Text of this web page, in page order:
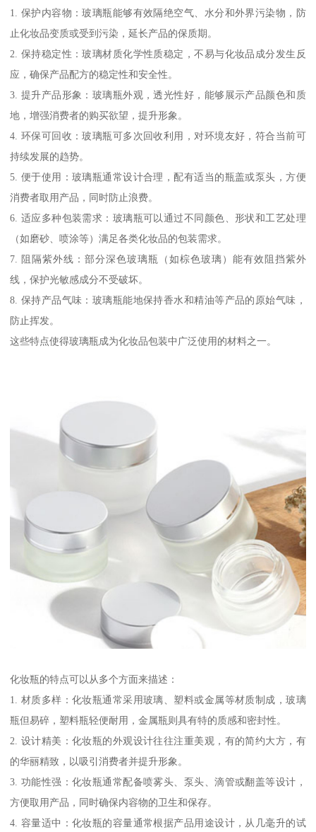
1. 保护内容物：玻璃瓶能够有效隔绝空气、水分和外界污染物，防
止化妆品变质或受到污染，延长产品的保质期。
2. 保持稳定性：玻璃材质化学性质稳定，不易与化妆品成分发生反
应，确保产品配方的稳定性和安全性。
3. 提升产品形象：玻璃瓶外观，透光性好，能够展示产品颜色和质
地，增强消费者的购买欲望，提升形象。
4. 环保可回收：玻璃瓶可多次回收利用，对环境友好，符合当前可
持续发展的趋势。
5. 便于使用：玻璃瓶通常设计合理，配有适当的瓶盖或泵头，方便
消费者取用产品，同时防止浪费。
6. 适应多种包装需求：玻璃瓶可以通过不同颜色、形状和工艺处理
（如磨砂、喷涂等）满足各类化妆品的包装需求。
7. 阻隔紫外线：部分深色玻璃瓶（如棕色玻璃）能有效阻挡紫外
线，保护光敏感成分不受破坏。
8. 保持产品气味：玻璃瓶能地保持香水和精油等产品的原始气味，
防止挥发。
这些特点使得玻璃瓶成为化妆品包装中广泛使用的材料之一。
化妆瓶的特点可以从多个方面来描述：
1. 材质多样：化妆瓶通常采用玻璃、塑料或金属等材质制成，玻璃
瓶但易碎，塑料瓶轻便耐用，金属瓶则具有特的质感和密封性。
2. 设计精美：化妆瓶的外观设计往往注重美观，有的简约大方，有
的华丽精致，以吸引消费者并提升形象。
3. 功能性强：化妆瓶通常配备喷雾头、泵头、滴管或翻盖等设计，
方便取用产品，同时确保内容物的卫生和保存。
4. 容量适中：化妆瓶的容量通常根据产品用途设计，从几毫升的试